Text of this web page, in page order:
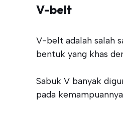
V-belt
V-belt adalah salah
bentuk yang khas
Sabuk V banyak
pada